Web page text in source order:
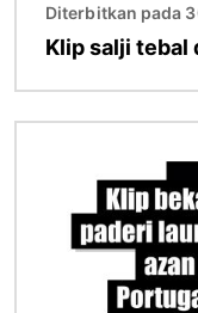
Diterbitkan pada
Klip salji tebal